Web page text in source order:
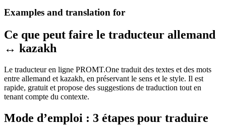
Examples and translation for
Ce que peut faire le traducteur allemand
↔ kazakh
Le traducteur en ligne PROMT.One traduit des textes et des mots
entre allemand et kazakh, en préservant le sens et le style. Il est
rapide, gratuit et propose des suggestions de traduction tout en
tenant compte du contexte.
Mode d’emploi : 3 étapes pour traduire